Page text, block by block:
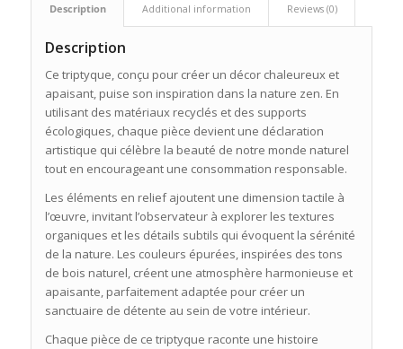
Description Additional information Reviews (0)
Description
Ce triptyque, conçu pour créer un décor chaleureux et
apaisant, puise son inspiration dans la nature zen. En
utilisant des matériaux recyclés et des supports
écologiques, chaque pièce devient une déclaration
artistique qui célèbre la beauté de notre monde naturel
tout en encourageant une consommation responsable.
Les éléments en relief ajoutent une dimension tactile à
l’œuvre, invitant l’observateur à explorer les textures
organiques et les détails subtils qui évoquent la sérénité
de la nature. Les couleurs épurées, inspirées des tons
de bois naturel, créent une atmosphère harmonieuse et
apaisante, parfaitement adaptée pour créer un
sanctuaire de détente au sein de votre intérieur.
Chaque pièce de ce triptyque raconte une histoire